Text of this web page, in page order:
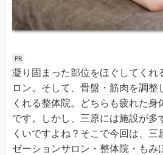
凝り固まった部位をほぐしてくれ
ロン。そして、骨盤・筋肉を調整
くれる整体院。どちらも疲れた身
です。しかし、三原には施設が多
くいですよね？そこで今回は、三
ゼーションサロン・整体院・もみ